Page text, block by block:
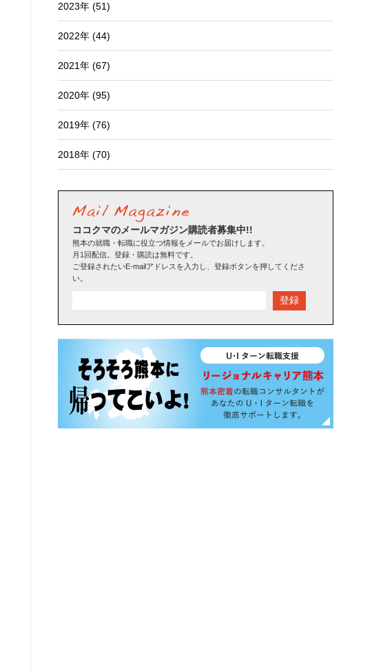
2023年 (51)
2022年 (44)
2021年 (67)
2020年 (95)
2019年 (76)
2018年 (70)
ココクマのメールマガジン購読者募集中!!
熊本の就職・転職に役立つ情報をメールでお届けします。
月1回配信。登録・購読は無料です。
ご登録されたいE-mailアドレスを入力し、登録ボタンを押してくださ
い。
登録